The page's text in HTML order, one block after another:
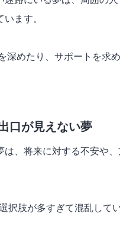
ます。
深めたり、サポートを求
口が見えない夢
は、将来に対する不安や
択肢が多すぎて混乱して